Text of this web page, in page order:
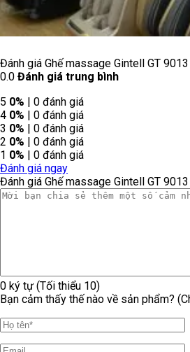
Đánh giá Ghế massage Gintell GT 9013
0.0 Đánh giá trung bình
5 0% | 0 đánh giá
4 0% | 0 đánh giá
3 0% | 0 đánh giá
2 0% | 0 đánh giá
1 0% | 0 đánh giá
Đánh giá ngay
Đánh giá Ghế massage Gintell GT 9013
0 ký tự (Tối thiểu 10)
Bạn cảm thấy thế nào về sản phẩm?